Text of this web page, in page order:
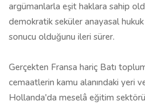
argümanlarla eşit haklara sahip
demokratik seküler anayasal
sonucu olduğunu ileri sürer.
Gerçekten Fransa hariç Batı
cemaatlerin kamu alanındaki yeri
Hollanda'da meselâ eğitim